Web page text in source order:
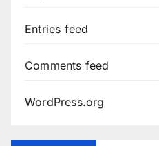
Entries feed
Comments feed
WordPress.org